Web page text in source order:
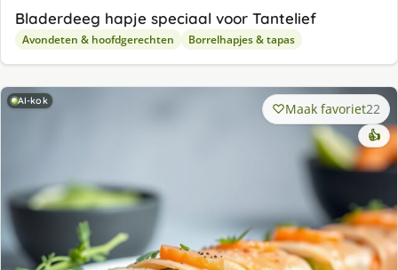
Bladerdeeg hapje speciaal voor Tantelief
Avondeten & hoofdgerechten Borrelhapjes & tapas
AI-kok Maak favoriet22
👍